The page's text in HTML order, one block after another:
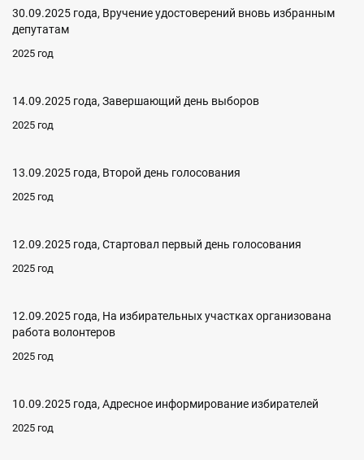
30.09.2025 года, Вручение удостоверений вновь избранным
депутатам
2025 год
14.09.2025 года, Завершающий день выборов
2025 год
13.09.2025 года, Второй день голосования
2025 год
12.09.2025 года, Стартовал первый день голосования
2025 год
12.09.2025 года, На избирательных участках организована
работа волонтеров
2025 год
10.09.2025 года, Адресное информирование избирателей
2025 год